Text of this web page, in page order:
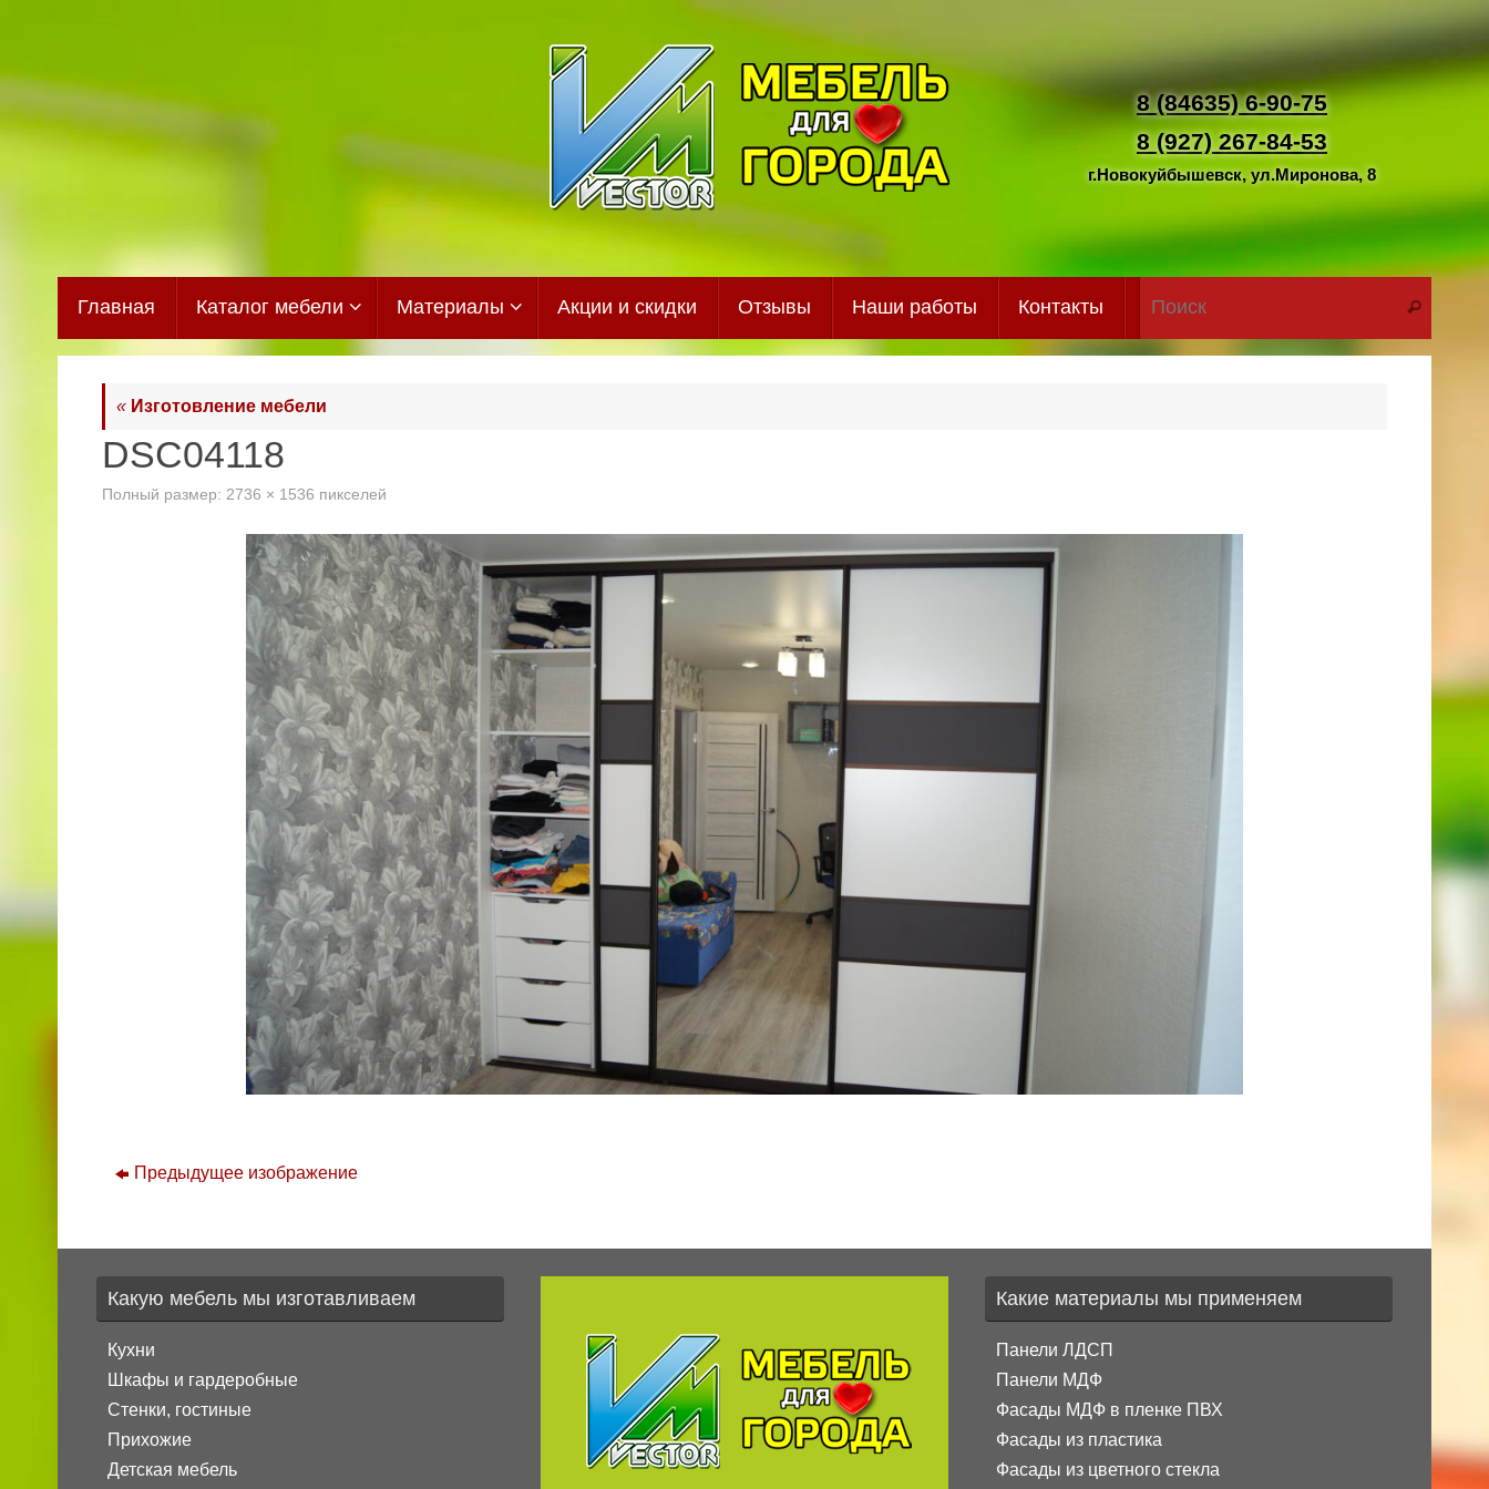
содержимому
8 (84635) 6-90-75
8 (927) 267-84-53
г.Новокуйбышевск, ул.Миронова, 8
Главная Каталог мебели Материалы Акции и скидки Отзывы Наши работы Контакты Поиск
« Изготовление мебели
DSC04118
Полный размер: 2736 × 1536 пикселей
Предыдущее изображение
Какую мебель мы изготавливаем
Кухни
Шкафы и гардеробные
Стенки, гостиные
Прихожие
Детская мебель
Какие материалы мы применяем
Панели ЛДСП
Панели МДФ
Фасады МДФ в пленке ПВХ
Фасады из пластика
Фасады из цветного стекла